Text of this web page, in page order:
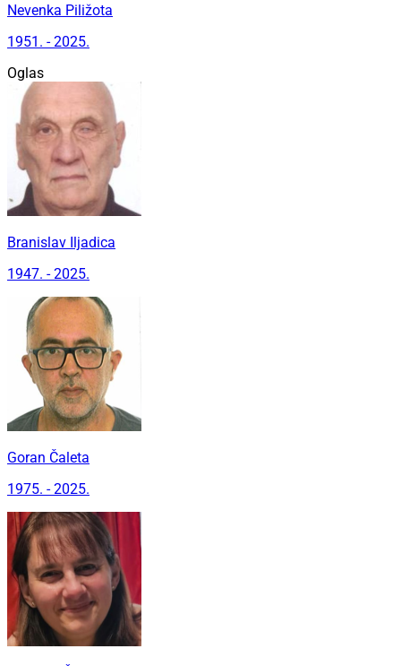
Nevenka Piližota
1951. - 2025.
Oglas
Branislav Iljadica
1947. - 2025.
Goran Čaleta
1975. - 2025.